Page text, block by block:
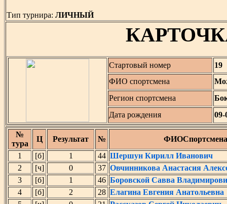
Тип турнира: ЛИЧНЫЙ
Стартовый номер
19
ФИО спортсмена
Регион спортсмена
Дата рождения
09-
№
тура
Ц Результат №
ФИОСпортсмена
1
[б] 1 44 Шершун Кирилл Иванович
2
[ч] 0 37 Овчинникова Анастасия
3
[б] 1 46 Боровской Савва
4
[б] 2 28 Елагина Евгения Анатольевна